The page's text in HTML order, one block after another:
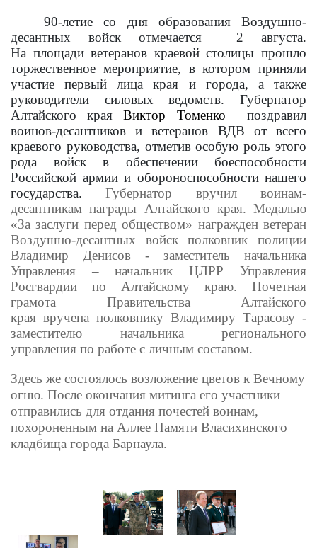
90-летие со дня образования Воздушно-
десантных войск отмечается 2 августа.
На площади ветеранов краевой столицы прошло
торжественное мероприятие, в котором приняли
участие первый лица края и города, а также
руководители силовых ведомств.
Губернатор
Алтайского краяВиктор Томенко
поздравил
воинов-десантников и ветеранов ВДВ от всего
краевого руководства, отметив особую роль этого
рода войск в обеспечении боеспособности
Российской армии и обороноспособности нашего
государства.Губернатор вручил воинам-
десантникам награды Алтайского края. Медалью
«За заслуги перед обществом» награжден ветеран
Воздушно-десантных войск полковник полиции
Владимир Денисов - заместитель начальника
Управления –начальник ЦЛРР Управления
Росгвардии по Алтайскому краю. Почетная
грамота Правительства Алтайского
края вручена полковнику Владимиру Тарасову -
заместителю начальника регионального
управления по работе с личным составом.
Здесь же состоялось возложение цветов к Вечному
огню. После окончания митинга его участники
отправились для отдания почестей воинам,
похороненным на Аллее Памяти Власихинского
кладбища города Барнаула.